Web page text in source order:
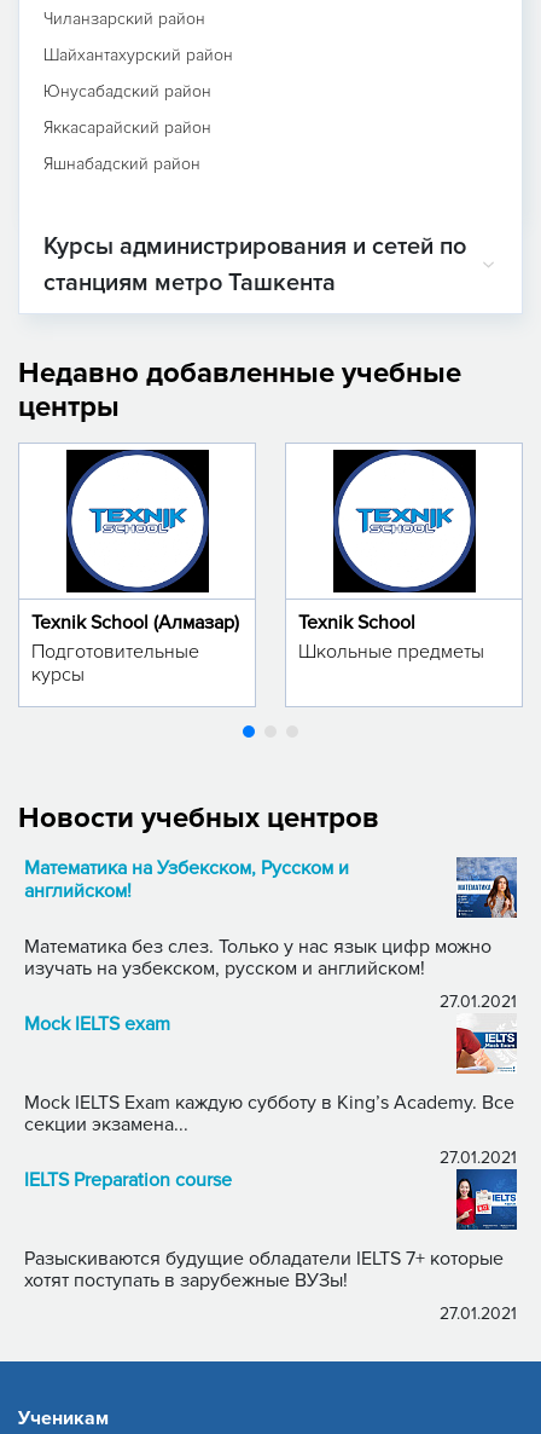
Чиланзарский район
Шайхантахурский район
Юнусабадский район
Яккасарайский район
Яшнабадский район
Курсы администрирования и сетей по
станциям метро Ташкента
Недавно добавленные учебные
центры
Texnik School (Алмазар)
Подготовительные
курсы
Texnik School
Школьные предметы
Новости учебных центров
Математика на Узбекском, Русском и
английском!
Математика без слез. Только у нас язык цифр можно
изучать на узбекском, русском и английском!
27.01.2021
Mock IELTS exam
Mock IELTS Exam каждую субботу в King’s Academy. Все
секции экзамена...
27.01.2021
IELTS Preparation course
Разыскиваются будущие обладатели IELTS 7+ которые
хотят поступать в зарубежные ВУЗы!
27.01.2021
Ученикам